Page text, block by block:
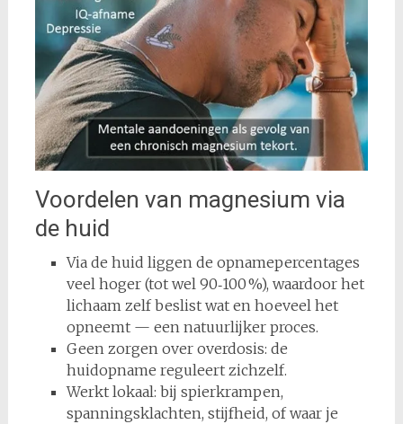
Voordelen van magnesium via
de huid
Via de huid liggen de opnamepercentages
veel hoger (tot wel 90‑100 %), waardoor het
lichaam zelf beslist wat en hoeveel het
opneemt — een natuurlijker proces.
Geen zorgen over overdosis: de
huidopname reguleert zichzelf.
Werkt lokaal: bij spierkrampen,
spanningsklachten, stijfheid, of waar je